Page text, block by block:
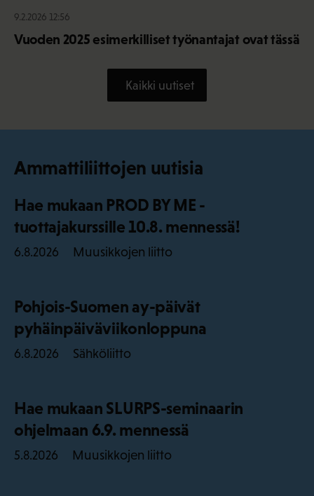
9.2.2026 12:56
Vuoden 2025 esimerkilliset työnantajat ovat tässä
Kaikki uutiset
Ammattiliittojen uutisia
Hae mukaan PROD BY ME -
tuottajakurssille 10.8. mennessä!
6.8.2026 Muusikkojen liitto
Pohjois-Suomen ay-päivät
pyhäinpäiväviikonloppuna
6.8.2026 Sähköliitto
Hae mukaan SLURPS-seminaarin
ohjelmaan 6.9. mennessä
5.8.2026 Muusikkojen liitto